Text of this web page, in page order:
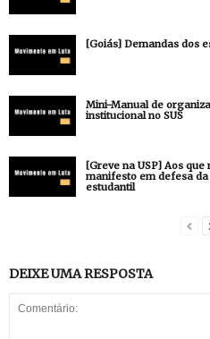
[Goiás] Demandas dos
Mini-Manual de
institucional no SUS
[Greve na USP] Aos
manifesto em defesa
estudantil
DEIXE UMA RESPOSTA